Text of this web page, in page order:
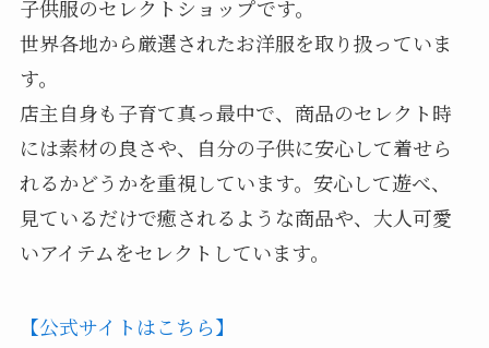
子供服のセレクトショップです。
世界各地から厳選されたお洋服を取り扱っていま
す。
店主自身も子育て真っ最中で、商品のセレクト時
には素材の良さや、自分の子供に安心して着せら
れるかどうかを重視しています。安心して遊べ、
見ているだけで癒されるような商品や、大人可愛
いアイテムをセレクトしています。
【公式サイトはこちら】